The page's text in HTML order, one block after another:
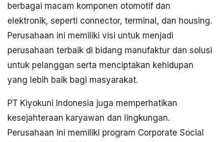
berbagai macam komponen otomotif dan
elektronik, seperti connector, terminal, dan housing.
Perusahaan ini memiliki visi untuk menjadi
perusahaan terbaik di bidang manufaktur dan solusi
untuk pelanggan serta menciptakan kehidupan
yang lebih baik bagi masyarakat.
PT Kiyokuni Indonesia juga memperhatikan
kesejahteraan karyawan dan lingkungan.
Perusahaan ini memiliki program Corporate Social